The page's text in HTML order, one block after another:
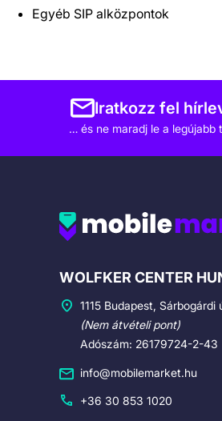
Egyéb SIP alközpontok
Iratkozz fel
… és ne maradj le a legújabb
Cégadatok
WOLFKER CENTER
1115 Budapest, Sárbogárdi
(Nem átvételi pont)
Adószám: 26179724-2-43
info@mobilemarket.hu
+36 30 853 1020